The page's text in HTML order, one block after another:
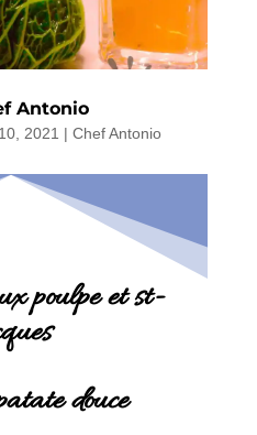
Antonio
2021 | Chef Antonio
poulpe et st-
douce